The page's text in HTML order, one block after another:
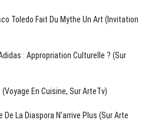
Toledo Fait Du Mythe Un Art (Invitation
: Appropriation Culturelle ? (sur
(Voyage En Cuisine, Sur ArteTv)
De La Diaspora N’arrive Plus (sur Arte